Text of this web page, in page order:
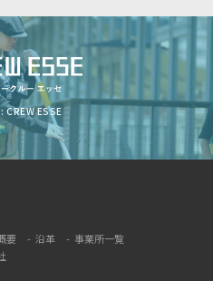
ESSE
要 沿革
事業所一覧